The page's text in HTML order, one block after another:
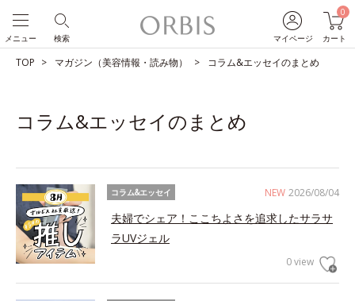
マイページ
0
カート
検索
メニュー
TOP マガジン（美容情報・読み物） コラム&エッセイのまとめ
コラム&エッセイのまとめ
NEW 2026/08/04
コラム&エッセイ
夫婦でシェア！ここちよさを追求したサラサ
ラUVジェル
0 view